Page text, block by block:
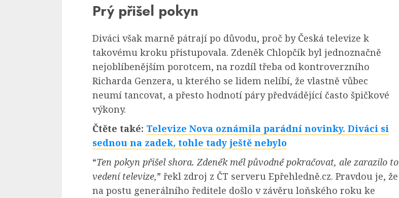
Prý přišel pokyn
Diváci však marně pátrají po důvodu, proč by Česká televize k
takovému kroku přistupovala. Zdeněk Chlopčík byl jednoznačně
nejoblíbenějším porotcem, na rozdíl třeba od kontroverzního
Richarda Genzera, u kterého se lidem nelíbí, že vlastně vůbec
neumí tancovat, a přesto hodnotí páry předvádějící často špičkové
výkony.
Čtěte také: Televize Nova oznámila parádní novinky. Diváci si
sednou na zadek, tohle tady ještě nebylo
“Ten pokyn přišel shora. Zdeněk měl původně pokračovat, ale zarazilo to
vedení televize,” řekl zdroj z ČT serveru Epřehledně.cz. Pravdou je, že
na postu generálního ředitele došlo v závěru loňského roku ke